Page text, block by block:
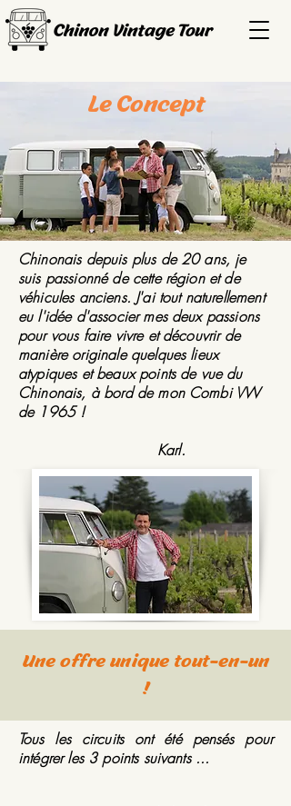
Le Concept
Chinonais depuis plus de 20 ans, je
suis passionné de cette région et de
véhicules anciens. J'ai tout naturellement
eu l'idée d'associer mes deux passions
pour vous faire vivre et découvrir de
manière originale quelques lieux
atypiques et beaux points de vue du
Chinonais, à bord de mon Combi VW
de 1965 !
Karl.
Une offre unique tout-en-un
!
Tous les circuits ont été pensés pour
intégrer les 3 points suivants ...